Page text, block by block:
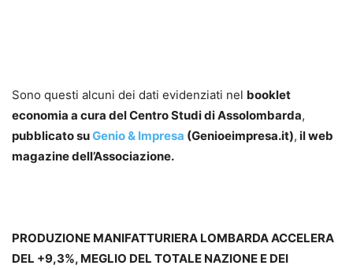
Sono questi alcuni dei dati evidenziati nel booklet
economia a cura del Centro Studi di Assolombarda,
pubblicato suGenio & Impresa (Genioeimpresa.it), il web
magazine dell’Associazione.
PRODUZIONE MANIFATTURIERA LOMBARDA ACCELERA
DEL +9,3%, MEGLIO DEL TOTALE NAZIONE E DEI